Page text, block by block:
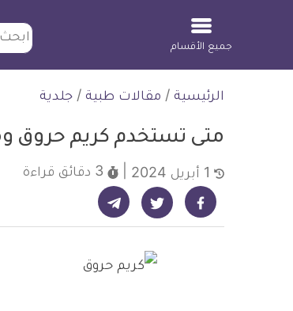
ابحث
جميع الأقسام
الرئيسية / مقالات طبية / جلدية
متى تستخدم كريم حروق
3 دقائق قراءة
شارك على فيسبوك - ديلي ميديكال انفو شارك على تويتر - ديلي ميديكال انفو شارك على تيليجرام - ديلي ميديكال انفو